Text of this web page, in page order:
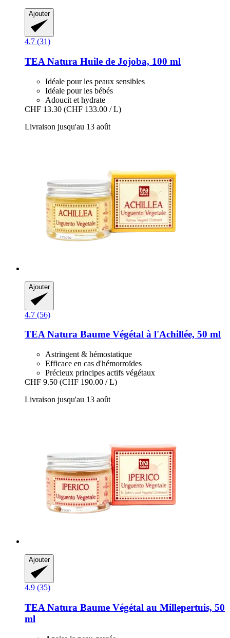
Ajouter
4.7 (31)
TEA Natura Huile de Jojoba, 100 ml
Idéale pour les peaux sensibles
Idéale pour les bébés
Adoucit et hydrate
CHF 13.30 (CHF 133.00 / L)
Livraison jusqu'au 13 août
Ajouter
4.7 (56)
TEA Natura Baume Végétal à l'Achillée, 50 ml
Astringent & hémostatique
Efficace en cas d'hémorroïdes
Précieux principes actifs végétaux
CHF 9.50 (CHF 190.00 / L)
Livraison jusqu'au 13 août
Ajouter
4.9 (35)
TEA Natura Baume Végétal au Millepertuis, 50
ml